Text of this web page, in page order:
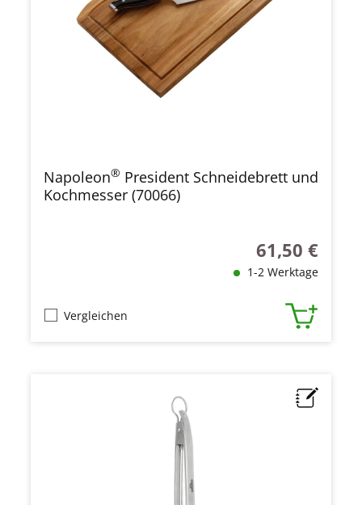
Napoleon® President Schneidebrett und
Kochmesser (70066)
Regulärer Preis:
61,50 €
1-2 Werktage
Vergleichen